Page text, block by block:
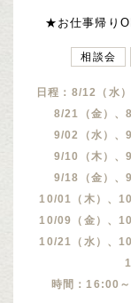
★お仕事帰り
相談会
日程：8/12（水
8/21（金）、
9/02（水）、
9/10（木）、
9/18（金）、
10/01（木）、
10/09（金）、
10/21（水）、
時間：16:00